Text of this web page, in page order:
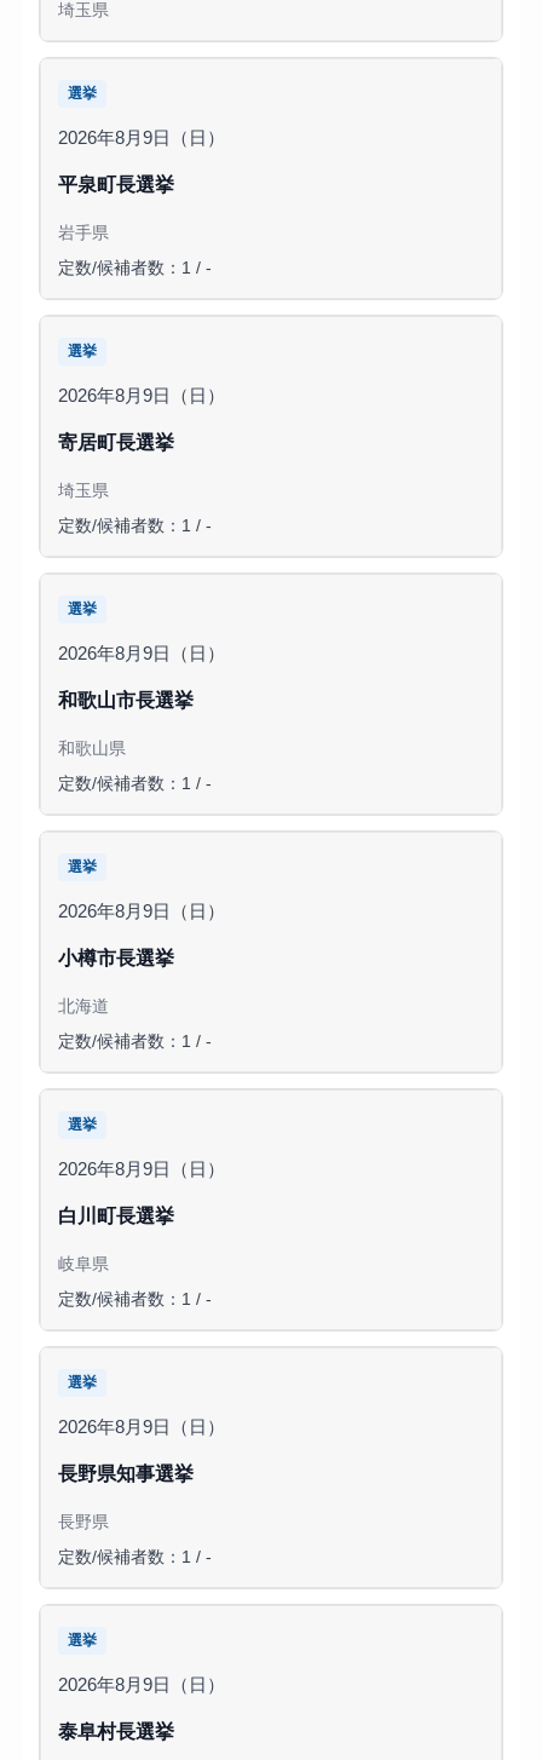
埼玉県
選挙
2026年8月9日（日）
平泉町長選挙
岩手県
定数/候補者数：1 / -
選挙
2026年8月9日（日）
寄居町長選挙
埼玉県
定数/候補者数：1 / -
選挙
2026年8月9日（日）
和歌山市長選挙
和歌山県
定数/候補者数：1 / -
選挙
2026年8月9日（日）
小樽市長選挙
北海道
定数/候補者数：1 / -
選挙
2026年8月9日（日）
白川町長選挙
岐阜県
定数/候補者数：1 / -
選挙
2026年8月9日（日）
長野県知事選挙
長野県
定数/候補者数：1 / -
選挙
2026年8月9日（日）
泰阜村長選挙